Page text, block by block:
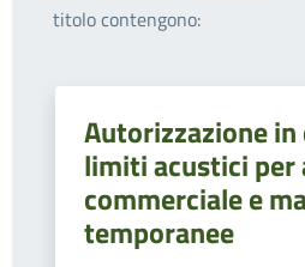
titolo contengono:
Autorizzazione in
limiti acustici
commerciale e
temporanee